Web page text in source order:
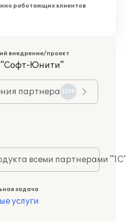
работающих клиентов
внедрение/проект
"Софт-Юнити"
партнера 1219
всеми партнерами
задача
услуги